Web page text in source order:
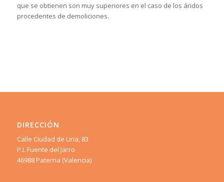
que se obtienen son muy superiores en el caso de los áridos
procedentes de demoliciones.
DIRECCIÓN
Calle Ciudad de Liria, 83
P.I. Fuente del Jarro
46988 Paterna (Valencia)